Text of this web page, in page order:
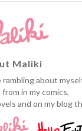
Maliki
rambling about
in my comics,
and on my blog